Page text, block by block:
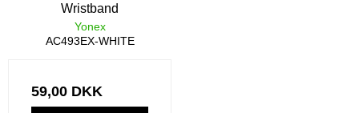
Wristband
Yonex
AC493EX-WHITE
59,00 DKK